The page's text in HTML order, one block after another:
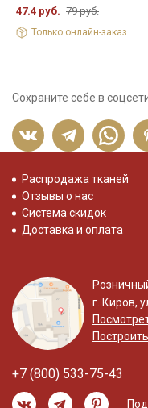
47.4 руб. 79 руб.
Только онлайн-заказ
Сохраните себе в
Распродажа тканей
Отзывы о нас
Система скидок
Доставка и оплата
г. Киров,
+7 (800) 533-75-43